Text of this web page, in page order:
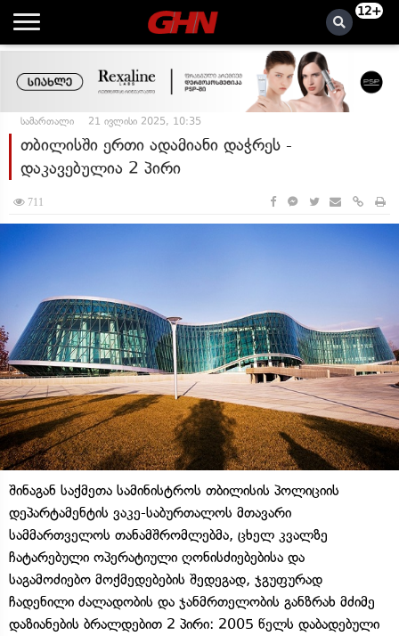
12+
სამართალი 21 ივლისი 2025, 10:35
თბილისში ერთი ადამიანი დაჭრეს -
დაკავებულია 2 პირი
711
შინაგან საქმეთა სამინისტროს თბილისის პოლიციის
დეპარტამენტის ვაკე-საბურთალოს მთავარი
სამმართველოს თანამშრომლებმა, ცხელ კვალზე
ჩატარებული ოპერატიული ღონისძიებებისა და
საგამოძიებო მოქმედებების შედეგად, ჯგუფურად
ჩადენილი ძალადობის და ჯანმრთელობის განზრახ მძიმე
დაზიანების ბრალდებით 2 პირი: 2005 წელს დაბადებული